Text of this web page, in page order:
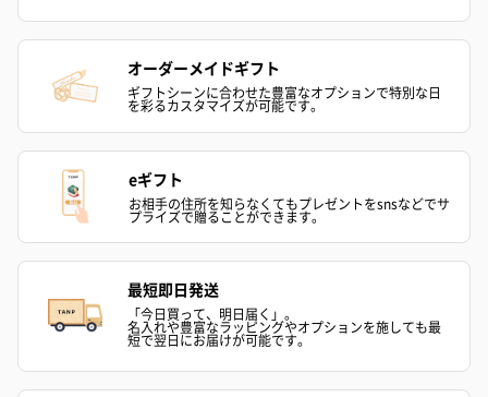
スキンケアグッズ
スキンケアグッズを同梱してお届けします。
ハンドクリーム3本セッ
シャワージェル＆ハン
シャワージェ
オーダーメイドギフト
ギフトシーンに合わせた豊富なオプションで特別な日
を彩るカスタマイズが可能です。
eギフト
お相手の住所を知らなくてもプレゼントをsnsなどでサ
プライズで贈ることができます。
最短即日発送
「今日買って、明日届く」。
名入れや豊富なラッピングやオプションを施しても最
短で翌日にお届けが可能です。